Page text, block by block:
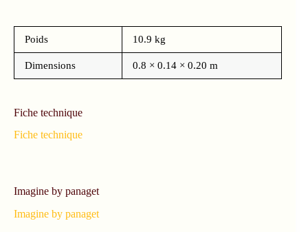
Poids 10.9 kg
Dimensions 0.8 × 0.14 × 0.20 m
Fiche technique
Fiche technique
Imagine by panaget
Imagine by panaget